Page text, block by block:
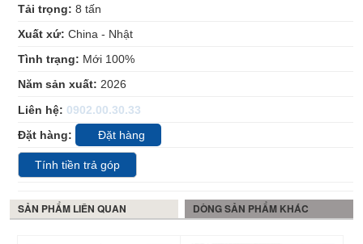
Tải trọng: 8 tấn
Xuất xứ: China - Nhật
Tình trạng: Mới 100%
Năm sản xuất: 2026
Liên hệ: 0902.00.30.33
Đặt hàng:
Đặt hàng
Tính tiền trả góp
SẢN PHẨM LIÊN QUAN DÒNG SẢN PHẨM KHÁC